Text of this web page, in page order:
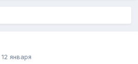
12 января